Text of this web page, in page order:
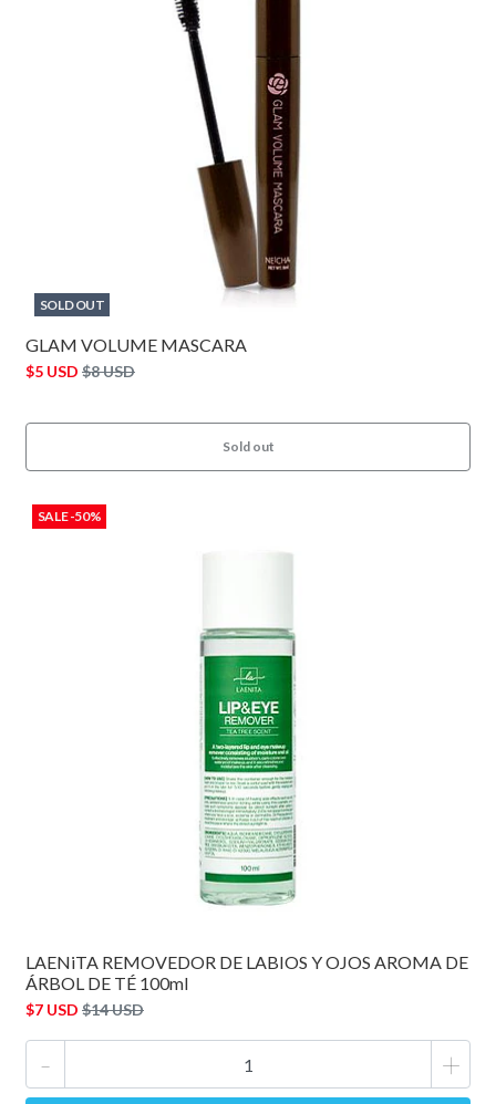
SOLD OUT
GLAM VOLUME MASCARA
$5 USD $8 USD
Sold out
SALE -50%
LAENiTA REMOVEDOR DE LABIOS Y OJOS AROMA DE
ÁRBOL DE TÉ 100ml
$7 USD $14 USD
- +